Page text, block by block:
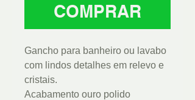
COMPRAR
Gancho para banheiro ou lavabo
com lindos detalhes em relevo e
cristais.
Acabamento ouro polido